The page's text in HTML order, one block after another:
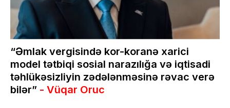
“Əmlak vergisində kor-koranə xarici
model tətbiqi sosial narazılığa və iqtisadi
təhlükəsizliyin zədələnməsinə rəvac verə
bilər” - Vüqar Oruc